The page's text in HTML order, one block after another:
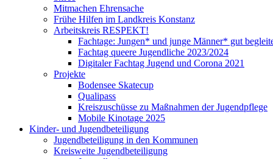
Mitmachen Ehrensache
Frühe Hilfen im Landkreis Konstanz
Arbeitskreis RESPEKT!
Fachtage: Jungen* und junge Männer* gut
Fachtag queere Jugendliche 2023/2024
Digitaler Fachtag Jugend und Corona 2021
Projekte
Bodensee Skatecup
Qualipass
Kreiszuschüsse zu Maßnahmen der Jugendpflege
Mobile Kinotage 2025
Kinder- und Jugendbeteiligung
Jugendbeteiligung in den Kommunen
Kreisweite Jugendbeteiligung